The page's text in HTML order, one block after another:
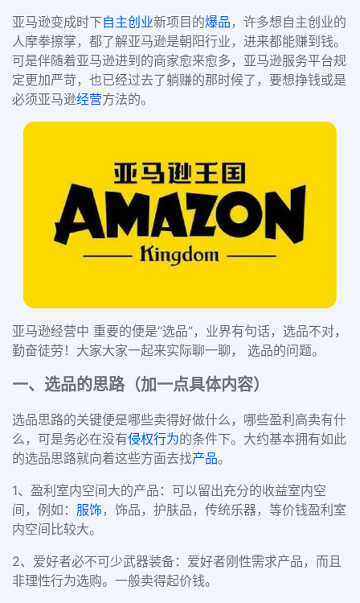
亚马逊变成时下自主创业新项目的爆品 ，许多想自主创业的
人摩拳擦掌，都了解亚马逊是朝阳行业，进来都能赚到钱。
可是伴随着亚马逊进到的商家愈来愈多，亚马逊服务平台规
定更加严苛，也已经过去了躺赚的那时候了，要想挣钱或是
必须亚马逊经营方法的。
亚马逊经营中 重要的便是“选品”，业界有句话，选品不对，
勤奋徒劳！大家大家一起来实际聊一聊， 选品的问题。
一、选品的思路（加一点具体内容）
选品思路的关键便是哪些卖得好做什么，哪些盈利高卖有什
么，可是务必在没有侵权行为的条件下。大约基本拥有如此
的选品思路就向着这些方面去找产品。
1、盈利室内空间大的产品：可以留出充分的收益室内空
间，例如： 服饰，饰品，护肤品，传统乐器，等价钱盈利室
内空间比较大。
2、爱好者必不可少武器装备：爱好者刚性需求产品，而且
非理性行为选购。一般卖得起价钱。